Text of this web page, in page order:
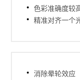
色彩准确度较
精准对齐一个
消除晕轮效应